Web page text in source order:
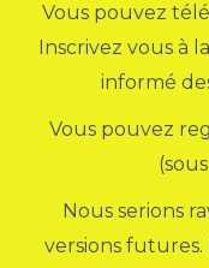
Vous pouvez
Inscrivez vous à la
informé
Vous pouvez
Nous serions
versions